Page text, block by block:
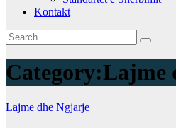
Kontakt
Category:Lajme
Lajme dhe Ngjarje